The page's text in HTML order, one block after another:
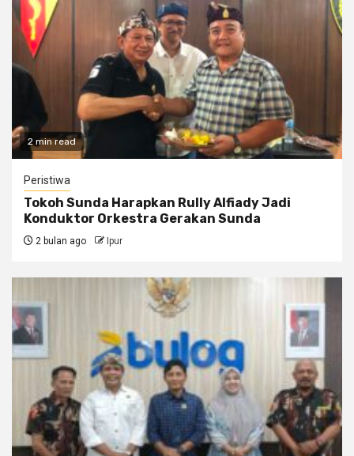
2 min read
Peristiwa
Tokoh Sunda Harapkan Rully Alfiady Jadi
Konduktor Orkestra Gerakan Sunda
2 bulan ago Ipur